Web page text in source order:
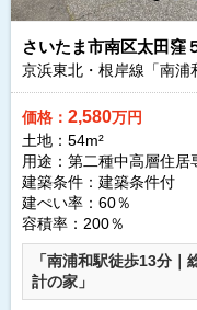
さいたま市南区太田窪
京浜東北・根岸線「南浦
価格： 2,580万円
土地：54m²
用途：第二種中高層住居
建築条件： 建築条件付
建ぺい率：60％
容積率：200％
「南浦和駅徒歩13分
計の家」